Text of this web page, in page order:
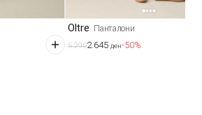
Oltre Панталони
5.2902.645 ден-50%